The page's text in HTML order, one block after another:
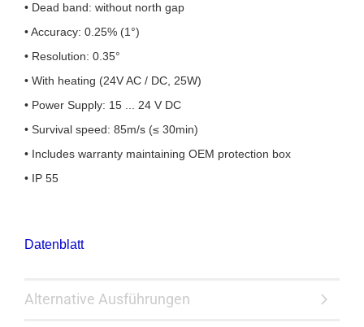
• Dead band: without north gap
• Accuracy: 0.25% (1°)
• Resolution: 0.35°
• With heating (24V AC / DC, 25W)
• Power Supply: 15 ... 24 V DC
• Survival speed: 85m/s (≤ 30min)
• Includes warranty maintaining OEM protection box
• IP 55
Datenblatt
Alternative Ausführungen